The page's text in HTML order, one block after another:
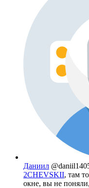
Даниил
2CHEVSKII, там
окне, вы не